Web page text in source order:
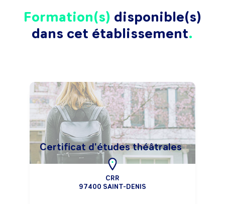
Formation(s) disponible(s)
dans cet établissement
Certificat d'études théâtrales
CRR
97400 SAINT-DENIS